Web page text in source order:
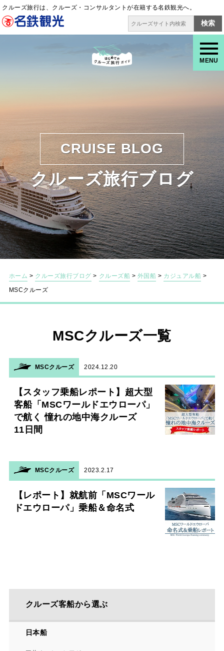
クルーズ旅行は、クルーズ・コンサルタントが在籍する名鉄観光へ。
検索
MENU
CRUISE BLOG
クルーズ旅行ブログ
ホーム > クルーズ旅行ブログ > クルーズ船 > 外国船 > カジュアル船 >
MSCクルーズ
MSCクルーズ一覧
MSCクルーズ 2024.12.20
【スタッフ乗船レポート】超大型
客船「MSCワールドエウローパ」
で航く 憧れの地中海クルーズ
11日間
MSCクルーズ 2023.2.17
【レポート】就航前「MSCワール
ドエウローパ」乗船＆命名式
クルーズ客船から選ぶ
日本船